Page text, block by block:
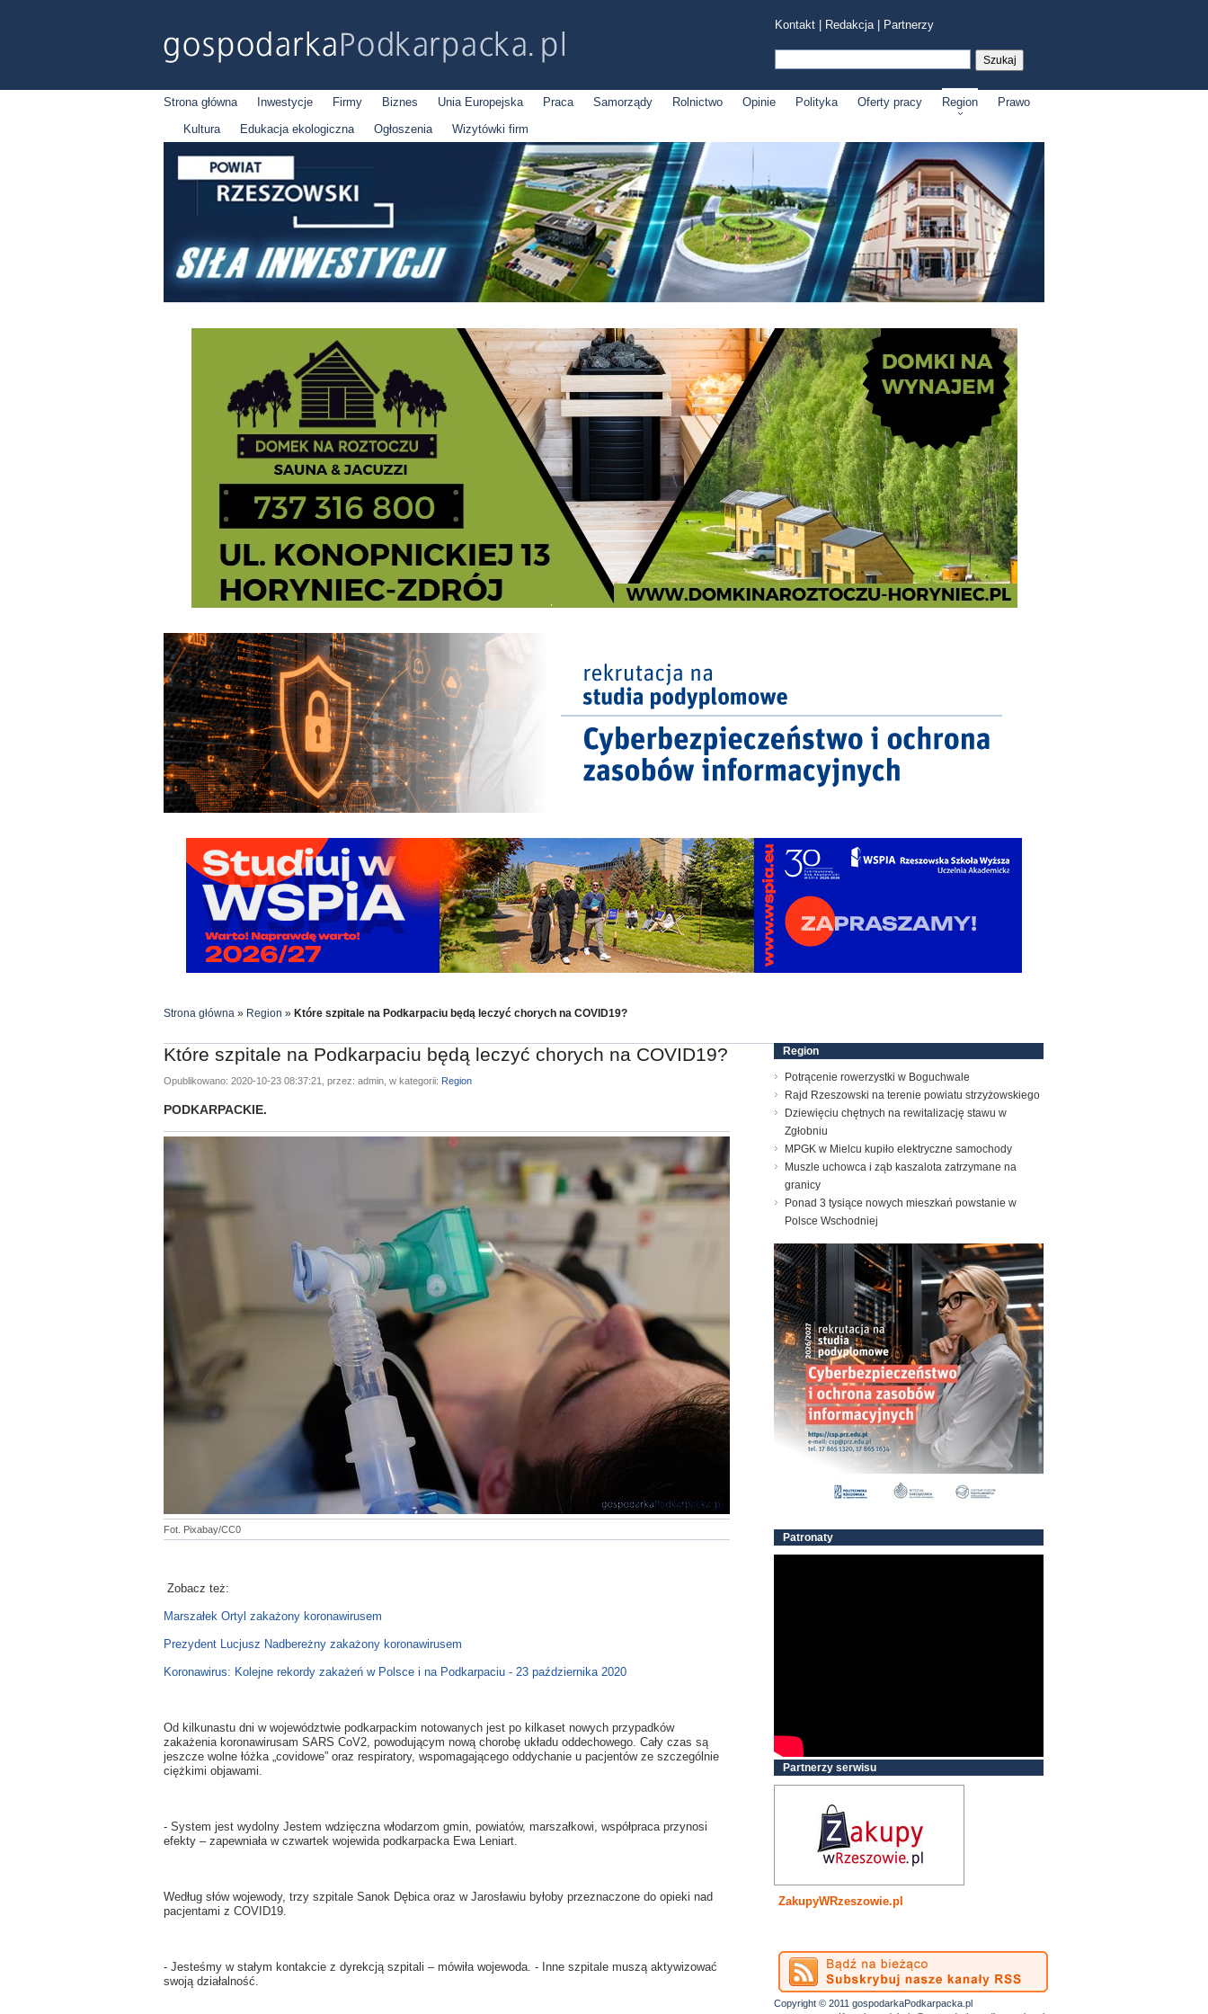
Kontakt Redakcja| Partnerzy
Strona główna Inwestycje Firmy Biznes Unia Europejska Praca Samorządy Rolnictwo Opinie Polityka Oferty pracy Region
Prawo
Kultura
Edukacja ekologiczna Ogłoszenia Wizytówki firm
Strona główna » Region » Które szpitale na Podkarpaciu będą leczyć chorych na COVID19?
Które szpitale na Podkarpaciu będą leczyć chorych na COVID19?
Opublikowano: 2020-10-23 08:37:21, przez: admin, w kategorii: Region
PODKARPACKIE.
Fot. Pixabay/CC0
Zobacz też:
Marszałek Ortyl zakażony koronawirusem
Prezydent Lucjusz Nadbereżny zakażony koronawirusem
Koronawirus: Kolejne rekordy zakażeń w Polsce i na Podkarpaciu - 23 października 2020
Od kilkunastu dni w województwie podkarpackim notowanych jest po kilkaset nowych przypadków
zakażenia koronawirusam SARS CoV2, powodującym nową chorobę układu oddechowego. Cały czas są
jeszcze wolne łóżka „covidowe” oraz respiratory, wspomagającego oddychanie u pacjentów ze szczególnie
ciężkimi objawami.
- System jest wydolny Jestem wdzięczna włodarzom gmin, powiatów, marszałkowi, współpraca przynosi
efekty – zapewniała w czwartek wojewida podkarpacka Ewa Leniart.
Według słów wojewody, trzy szpitale Sanok Dębica oraz w Jarosławiu byłoby przeznaczone do opieki nad
pacjentami z COVID19.
- Jesteśmy w stałym kontakcie z dyrekcją szpitali – mówiła wojewoda. - Inne szpitale muszą aktywizować
swoją działalność.
Region
Potrącenie rowerzystki w Boguchwale
Rajd Rzeszowski na terenie powiatu strzyżowskiego
Dziewięciu chętnych na rewitalizację stawu w
Zgłobniu
MPGK w Mielcu kupiło elektryczne samochody
Muszle uchowca i ząb kaszalota zatrzymane na
granicy
Ponad 3 tysiące nowych mieszkań powstanie w
Polsce Wschodniej
Patronaty
Partnerzy serwisu
ZakupyWRzeszowie.pl
Copyright © 2011 gospodarkaPodkarpacka.pl